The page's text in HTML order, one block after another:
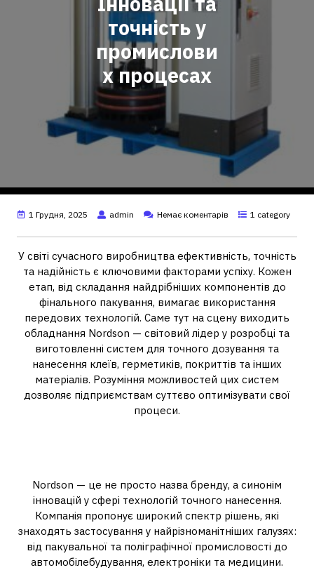
точність у
промислови
х процесах
1 Грудня, 2025 admin Немає коментарів 1 category
У світі сучасного виробництва ефективність, точність
та надійність є ключовими факторами успіху. Кожен
етап, від складання найдрібніших компонентів до
фінального пакування, вимагає використання
передових технологій. Саме тут на сцену виходить
обладнання Nordson — світовий лідер у розробці та
виготовленні систем для точного дозування та
нанесення клеїв, герметиків, покриттів та інших
матеріалів. Розуміння можливостей цих систем
дозволяє підприємствам суттєво оптимізувати свої
процеси.
Nordson — це не просто назва бренду, а синонім
інновацій у сфері технологій точного нанесення.
Компанія пропонує широкий спектр рішень, які
знаходять застосування у найрізноманітніших галузях:
від пакувальної та поліграфічної промисловості до
автомобілебудування, електроніки та медицини.